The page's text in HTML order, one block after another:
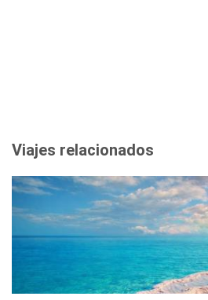
Viajes relacionados